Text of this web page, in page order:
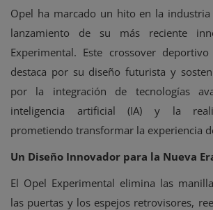
Opel ha marcado un hito en la
lanzamiento de su más reciente
Experimental. Este crossover
destaca por su diseño futurista y
por la integración de tecnologías
inteligencia artificial (IA) y la
prometiendo transformar la experiencia
Un Diseño Innovador para la Nueva
El Opel Experimental elimina las
las puertas y los espejos retrovisores,